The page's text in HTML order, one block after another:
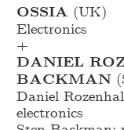
OSSIA (UK)
Electronics
+
DANIEL
BACKMAN
Daniel
electronics